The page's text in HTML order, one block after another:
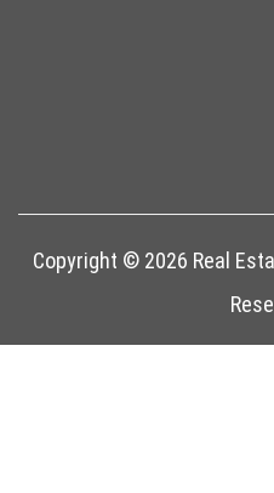
Copyright © 2026 Real